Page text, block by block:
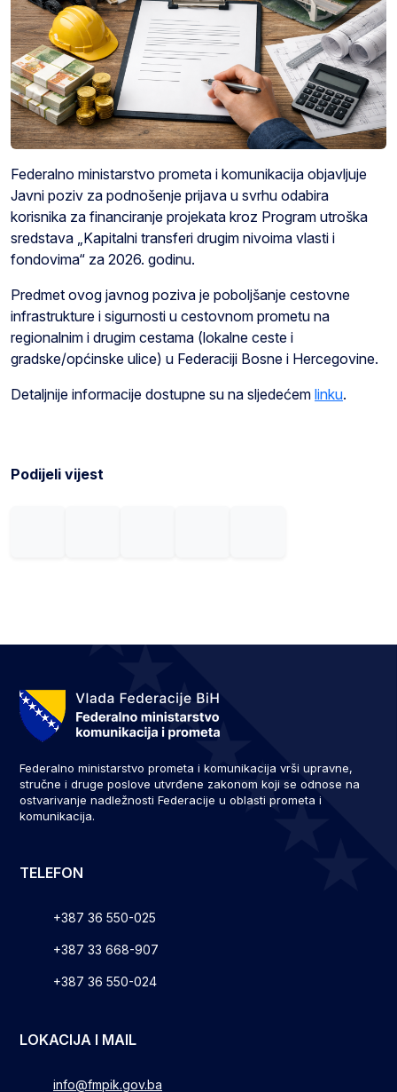
Federalno ministarstvo prometa i komunikacija objavljuje
Javni poziv za podnošenje prijava u svrhu odabira
korisnika za financiranje projekata kroz Program utroška
sredstava „Kapitalni transferi drugim nivoima vlasti i
fondovima“ za 2026. godinu.
Predmet ovog javnog poziva je poboljšanje cestovne
infrastrukture i sigurnosti u cestovnom prometu na
regionalnim i drugim cestama (lokalne ceste i
gradske/općinske ulice) u Federaciji Bosne i Hercegovine.
Detaljnije informacije dostupne su na sljedećem linku.
Podijeli vijest
Federalno ministarstvo prometa i komunikacija vrši upravne,
stručne i druge poslove utvrđene zakonom koji se odnose na
ostvarivanje nadležnosti Federacije u oblasti prometa i
komunikacija.
TELEFON
+387 36 550-025
+387 33 668-907
+387 36 550-024
LOKACIJA I MAIL
info@fmpik.gov.ba